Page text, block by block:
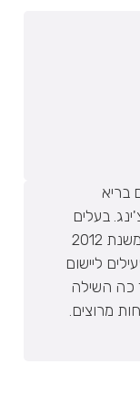
בריא
בעלים
של המרכז לקידום בריאות Fiteat משנת 2012
פעילים ליישום
כה השילה